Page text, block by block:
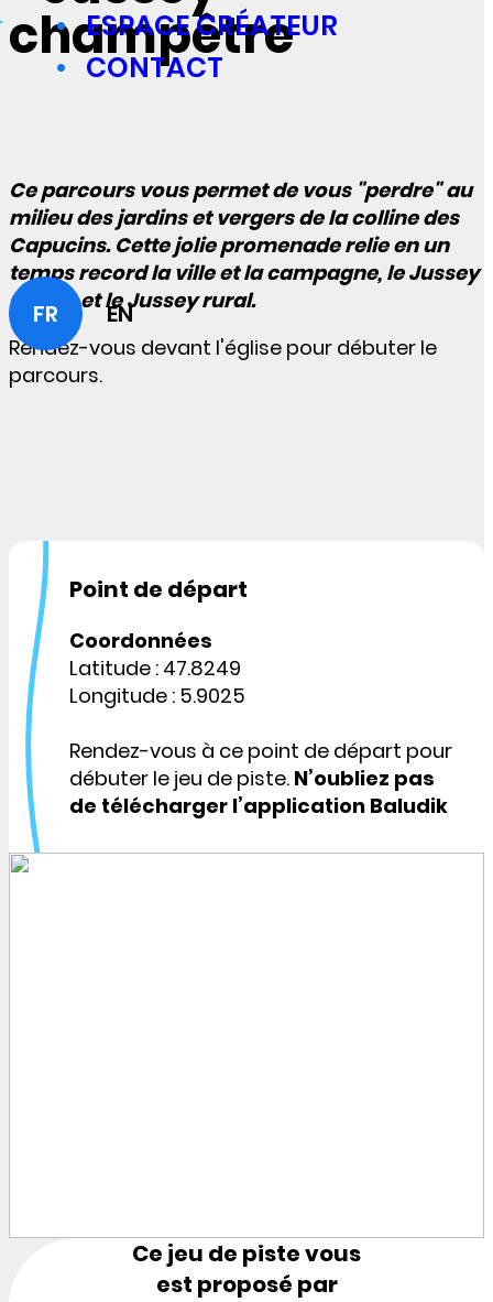
ESPACE CRÉATEUR
CONTACT
FR EN
champêtre
Ce parcours vous permet de vous "perdre" au
milieu des jardins et vergers de la colline des
Capucins. Cette jolie promenade relie en un
temps record la ville et la campagne, le Jussey
urbain et le Jussey rural.
Rendez-vous devant l'église pour débuter le
parcours.
Point de départ
Coordonnées
Latitude : 47.8249
Longitude : 5.9025
Rendez-vous à ce point de départ pour
débuter le jeu de piste. N’oubliez pas
de télécharger l’application Baludik
Ce jeu de piste vous
est proposé par